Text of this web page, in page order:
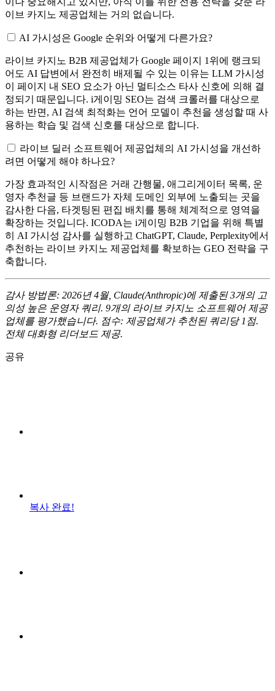
이브 카지노 제공업체는 거의 없습니다.
AI 가시성은 Google 순위와 어떻게 다른가요?
라이브 카지노 B2B 제공업체가 Google 페이지 1위에 랭크되
어도 AI 답변에서 완전히 배제될 수 있는 이유는 LLM 가시성
이 페이지 내 SEO 요소가 아닌 멀티소스 타사 신호에 의해 결
정되기 때문입니다. i게이밍 SEO는 검색 크롤러를 대상으로
하는 반면, AI 검색 최적화는 언어 모델이 추천을 생성할 때 사
용하는 학습 및 검색 신호를 대상으로 합니다.
라이브 딜러 소프트웨어 제공업체의 AI 가시성을 개선하
려면 어떻게 해야 하나요?
가장 효과적인 시작점은 거래 간행물, 애그리게이터 목록, 운
영자 추천글 등 브랜드가 자체 도메인 외부에 노출되는 곳을
감사한 다음, 타겟팅된 편집 배치를 통해 체계적으로 영역을
확장하는 것입니다. ICODA는 i게이밍 B2B 기업을 위해 특별
히 AI 가시성 감사를 실행하고 ChatGPT, Claude, Perplexity에서
추천하는 라이브 카지노 제공업체를 확보하는 GEO 전략을 구
축합니다.
감사 방법론: 2026년 4월, Claude(Anthropic)에 제출된 3개의 고
의성 높은 운영자 쿼리. 9개의 라이브 카지노 소프트웨어 제공
업체를 평가했습니다. 점수: 제공업체가 추천된 쿼리당 1점.
전체 대화형 리더보드 제공.
공유
복사 완료!